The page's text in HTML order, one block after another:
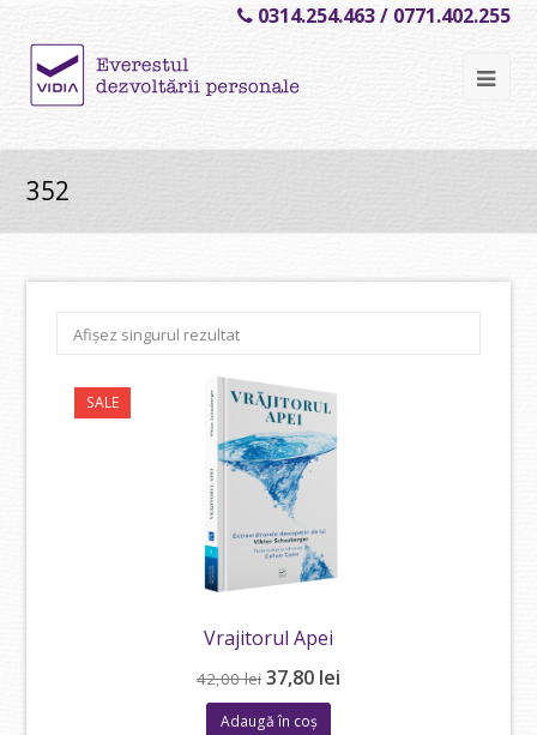
0314.254.463 / 0771.402.255
352
Afișez singurul rezultat
SALE
Vrajitorul Apei
42,00lei Prețul
inițial
a
37,80 lei
Adaugă în coș